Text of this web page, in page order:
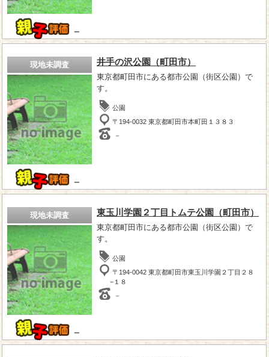
－
現地未調査
－
井手の沢公園（町田市）
東京都町田市にある都市公園（街区公園）で
す。
公園
〒194-0032 東京都町田市本町田１３８３
－
現地未調査
－
東玉川学園２丁目トムテ公園（町田市）
東京都町田市にある都市公園（街区公園）で
す。
公園
〒194-0042 東京都町田市東玉川学園２丁目２８
−１８
－